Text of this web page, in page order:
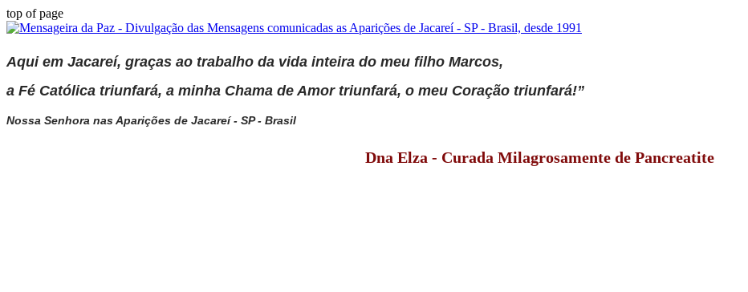
top of page
Aqui em Jacareí, graças ao trabalho da vida inteira do meu filho Marcos,
a Fé Católica triunfará, a minha Chama de Amor triunfará, o meu Coração triunfará!”
Nossa Senhora nas Aparições de Jacareí - SP - Brasil
Dna Elza - Curada Milagrosamente de Pancreatite